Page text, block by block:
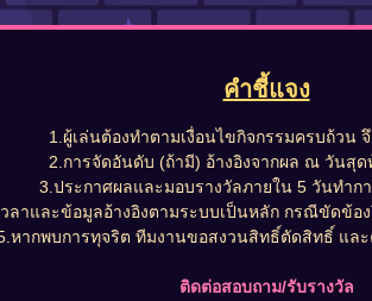
คำชี้แจง
1.ผู้เล่นต้องทำตามเงื่อนไขกิจกรรมครบถ้วน
2.การจัดอันดับ (ถ้ามี) อ้างอิงจากผล ณ วันสุด
3.ประกาศผลและมอบรางวัลภายใน 5 วันทำก
วลาและข้อมูลอ้างอิงตามระบบเป็นหลัก กรณีขัดข้อ
หากพบการทุจริต ทีมงานขอสงวนสิทธิ์ตัดสิทธิ์ แล
ติดต่อสอบถาม/รับรางวัล